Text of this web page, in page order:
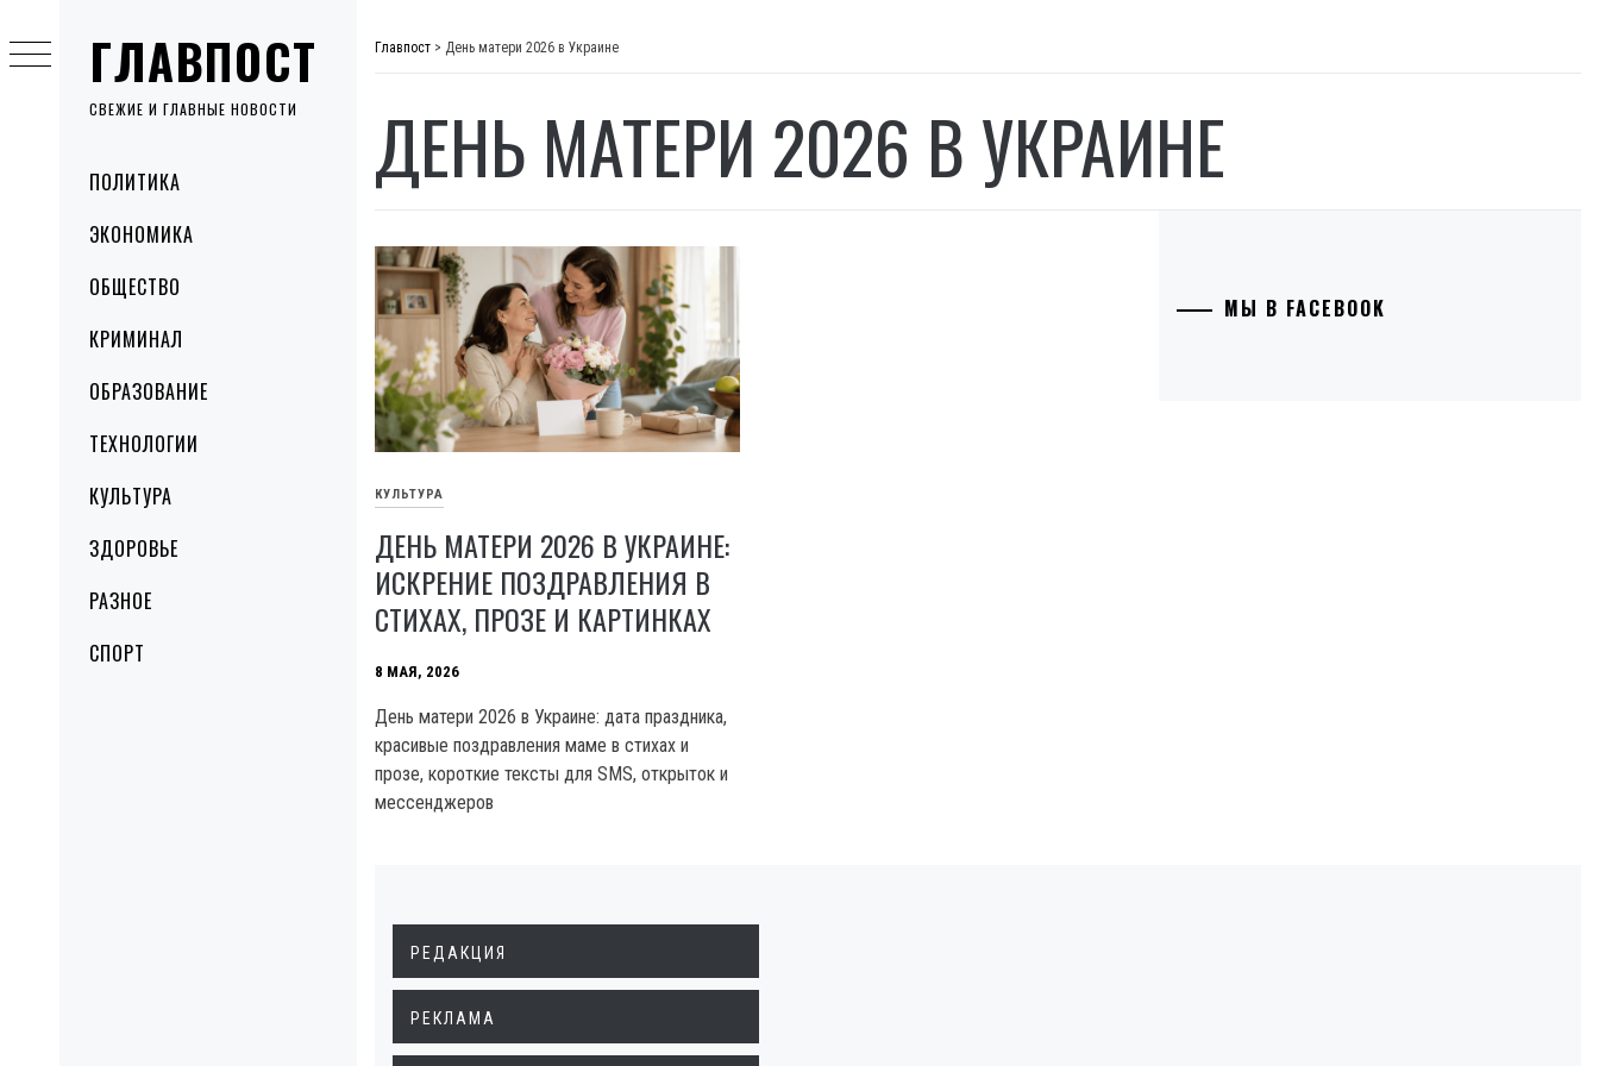
ГЛАВПОСТ
СВЕЖИЕ И ГЛАВНЫЕ НОВОСТИ
MenuПОЛИТИКА
ЭКОНОМИКА
ОБЩЕСТВО
КРИМИНАЛ
ОБРАЗОВАНИЕ
ТЕХНОЛОГИИ
КУЛЬТУРА
ЗДОРОВЬЕ
РАЗНОЕ
СПОРТ
to
content
Главпост > День матери 2026 в Украине
ДЕНЬ МАТЕРИ 2026 В УКРАИНЕ
КУЛЬТУРА
ДЕНЬ МАТЕРИ 2026 В УКРАИНЕ:
ИСКРЕНИЕ ПОЗДРАВЛЕНИЯ В
СТИХАХ, ПРОЗЕ И КАРТИНКАХ
8 МАЯ, 2026
День матери 2026 в Украине: дата праздника,
красивые поздравления маме в стихах и
прозе, короткие тексты для SMS, открыток и
мессенджеров
МЫ В FACEBOOK
РЕДАКЦИЯ
РЕКЛАМА